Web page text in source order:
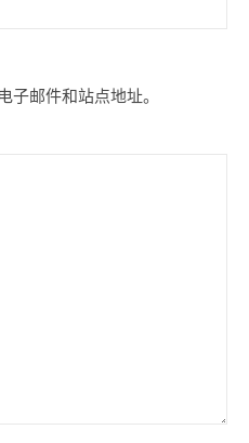
子邮件和站点地址。